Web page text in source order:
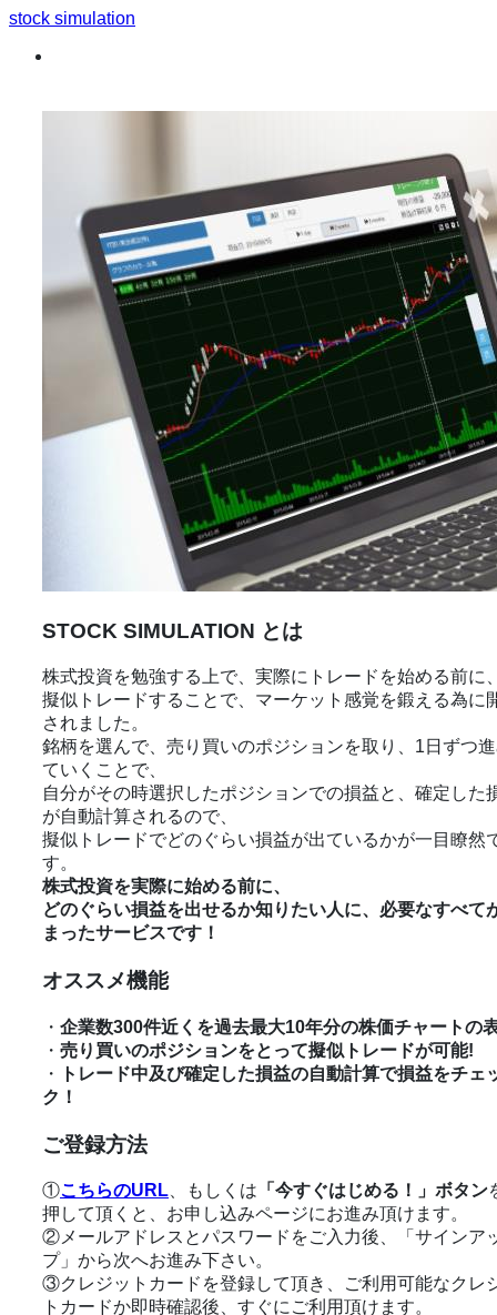
stock simulation
STOCK SIMULATION とは
株式投資を勉強する上で、実際にトレードを始める前に
擬似トレードすることで、マーケット感覚を鍛える為に
されました。
銘柄を選んで、売り買いのポジションを取り、1日ずつ
ていくことで、
自分がその時選択したポジションでの損益と、確定した
が自動計算されるので、
擬似トレードでどのぐらい損益が出ているかが一目瞭然
す。
株式投資を実際に始める前に、
どのぐらい損益を出せるか知りたい人に、必要なすべて
まったサービスです！
オススメ機能
・ 企業数300件近くを過去最大10年分の株価チャートの
・ 売り買いのポジションをとって擬似トレードが可能!
・
トレード中及び確定した損益の自動計算で損益をチェ
ク！
ご登録方法
①こちらのURL 、もしくは 「今すぐはじめる！」ボタン
押して頂くと、お申し込みページにお進み頂けます。
②メールアドレスとパスワードをご入力後、「サインア
プ」から次へお進み下さい。
③クレジットカードを登録して頂き、ご利用可能なクレ
トカードか即時確認後、すぐにご利用頂けます。